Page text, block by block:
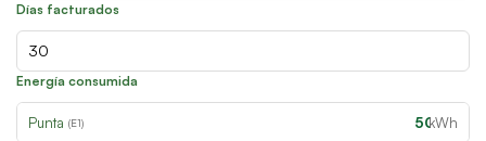
Días facturados
Energía consumida
Punta (E1) kWh